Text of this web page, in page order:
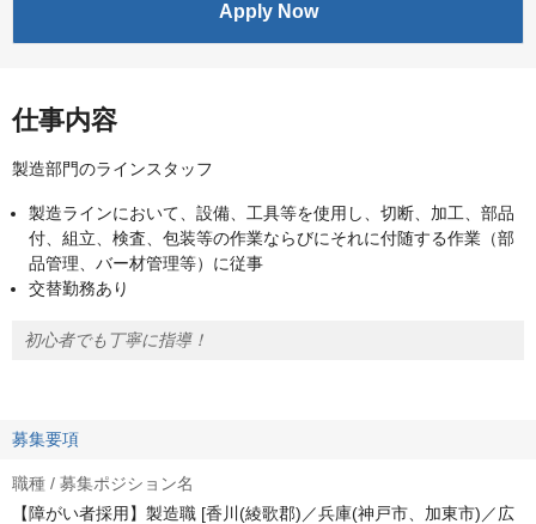
Apply Now
仕事内容
製造部門のラインスタッフ
製造ラインにおいて、設備、工具等を使用し、切断、加工、部品
付、組立、検査、包装等の作業ならびにそれに付随する作業（部
品管理、バー材管理等）に従事
交替勤務あり
初心者でも丁寧に指導！
募集要項
職種 / 募集ポジション名
【障がい者採用】製造職 [香川(綾歌郡)／兵庫(神戸市、加東市)／広